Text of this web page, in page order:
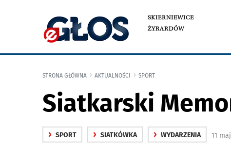
SKIERNIEWICE
ŻYRARDÓW
STRONA GŁÓWNA AKTUALNOŚCI SPORT
Siatkarski
› SPORT › SIATKÓWKA › WYDARZENIA 11